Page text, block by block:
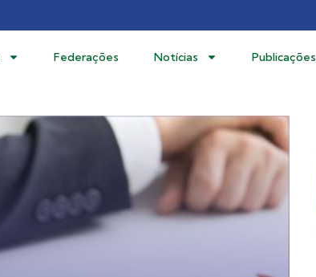
Federações Notícias Publicações